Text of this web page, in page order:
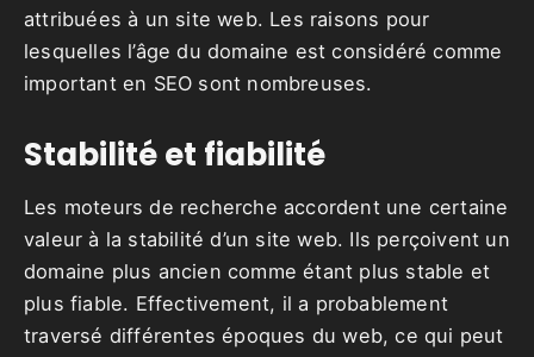
attribuées à un site web. Les raisons pour
lesquelles l’âge du domaine est considéré comme
important en SEO sont nombreuses.
Stabilité et fiabilité
Les moteurs de recherche accordent une certaine
valeur à la stabilité d’un site web. Ils perçoivent un
domaine plus ancien comme étant plus stable et
plus fiable. Effectivement, il a probablement
traversé différentes époques du web, ce qui peut